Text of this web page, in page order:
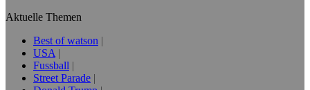
Aktuelle Themen
Best of watson
USA
Fussball
Street Parade